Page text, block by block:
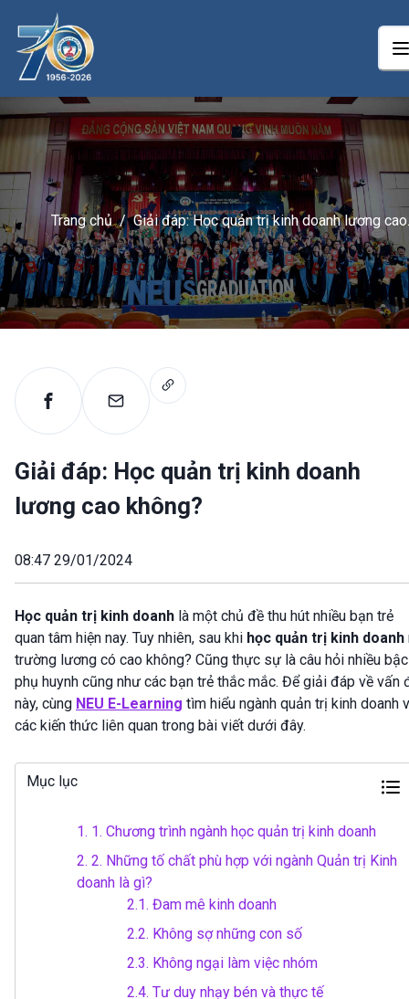
Trang chủ / Giải đáp: Học quản trị kinh doanh lương cao
không?
Giải đáp: Học quản trị kinh doanh
lương cao không?
08:47 29/01/2024
Học quản trị kinh doanh là một chủ đề thu hút nhiều bạn trẻ
quan tâm hiện nay. Tuy nhiên, sau khi học quản trị kinh doanh
trường lương có cao không? Cũng thực sự là câu hỏi nhiều bậc
phụ huynh cũng như các bạn trẻ thắc mắc. Để giải đáp về vấn
này, cùng NEU E-Learning tìm hiểu ngành quản trị kinh doanh
các kiến thức liên quan trong bài viết dưới đây.
Mục lục
1. 1. Chương trình ngành học quản trị kinh doanh
2. 2. Những tố chất phù hợp với ngành Quản trị Kinh
doanh là gì?
2.1. Đam mê kinh doanh
2.2. Không sợ những con số
2.3. Không ngại làm việc nhóm
2.4. Tư duy nhạy bén và thực tế